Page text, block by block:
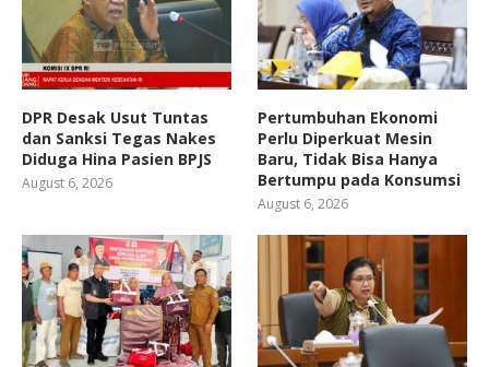
DPR Desak Usut Tuntas
dan Sanksi Tegas Nakes
Diduga Hina Pasien BPJS
August 6, 2026
Pertumbuhan Ekonomi
Perlu Diperkuat Mesin
Baru, Tidak Bisa Hanya
Bertumpu pada Konsumsi
August 6, 2026